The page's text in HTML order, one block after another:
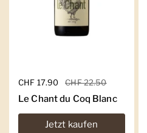
Regulärer Preis
CHF 17.90 Sale-Preis
CHF 22.50
Le Chant du Coq Blanc
Jetzt kaufen